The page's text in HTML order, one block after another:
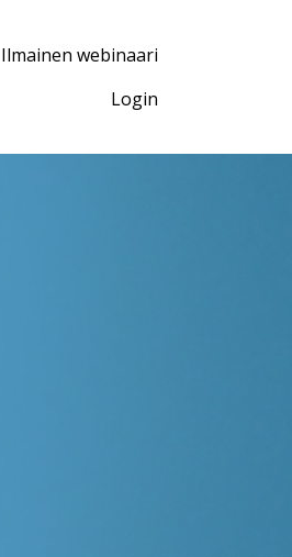
Ilmainen webinaari
Login